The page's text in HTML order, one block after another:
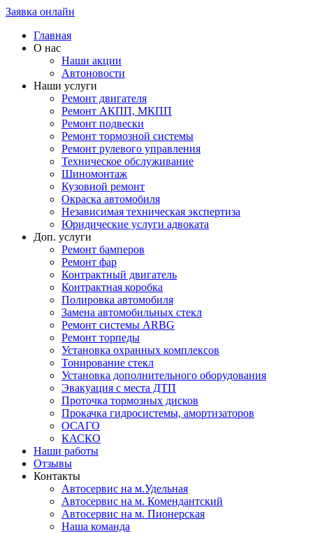
Заявка онлайн
Главная
О нас
Наши акции
Автоновости
Наши услуги
Ремонт двигателя
Ремонт АКПП, МКПП
Ремонт подвески
Ремонт тормозной системы
Ремонт рулевого управления
Техническое обслуживание
Шиномонтаж
Кузовной ремонт
Окраска автомобиля
Независимая техническая экспертиза
Юридические услуги адвоката
Доп. услуги
Ремонт бамперов
Ремонт фар
Контрактный двигатель
Контрактная коробка
Полировка автомобиля
Замена автомобильных стекл
Ремонт системы ARBG
Ремонт торпеды
Установка охранных комплексов
Тонирование стекл
Установка дополнительного оборудования
Эвакуация с места ДТП
Проточка тормозных дисков
Прокачка гидросистемы, амортизаторов
ОСАГО
КАСКО
Наши работы
Отзывы
Контакты
Автосервис на м.Удельная
Автосервис на м. Комендантский
Автосервис на м. Пионерская
Наша команда